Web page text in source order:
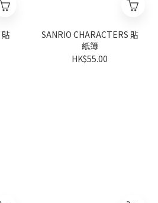
SANRIO CHARACTERS 貼
紙簿
HK$55.00